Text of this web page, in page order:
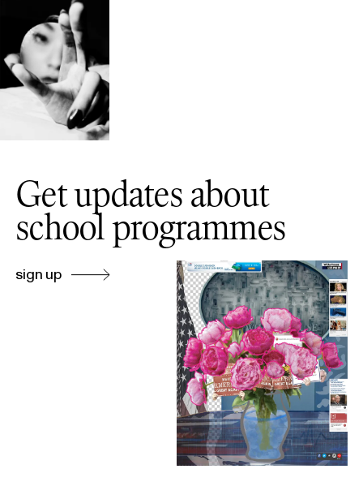
Get updates about
school programmes
sign up